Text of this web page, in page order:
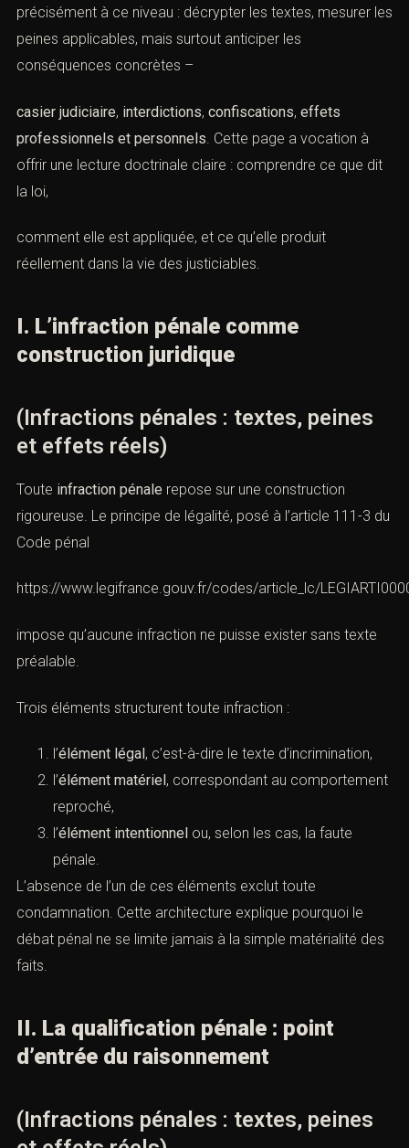
précisément à ce niveau : décrypter les textes, mesurer les
peines applicables, mais surtout anticiper les
conséquences concrètes –
casier judiciaire, interdictions, confiscations, effets
professionnels et personnels . Cette page a vocation à
offrir une lecture doctrinale claire : comprendre ce que dit
la loi,
comment elle est appliquée, et ce qu’elle produit
réellement dans la vie des justiciables.
I. L’infraction pénale comme
construction juridique
(Infractions pénales : textes, peines
et effets réels)
Toute infraction pénale repose sur une construction
rigoureuse. Le principe de légalité, posé à l’article 111-3 du
Code pénal
https://www.legifrance.gouv.fr/codes/article_lc/
impose qu’aucune infraction ne puisse exister sans texte
préalable.
Trois éléments structurent toute infraction :
l’élément légal , c’est-à-dire le texte d’incrimination,
l’élément matériel , correspondant au comportement
reproché,
l’élément intentionnel ou, selon les cas, la faute
pénale.
L’absence de l’un de ces éléments exclut toute
condamnation. Cette architecture explique pourquoi le
débat pénal ne se limite jamais à la simple matérialité des
faits.
II. La qualification pénale : point
d’entrée du raisonnement
(Infractions pénales : textes, peines